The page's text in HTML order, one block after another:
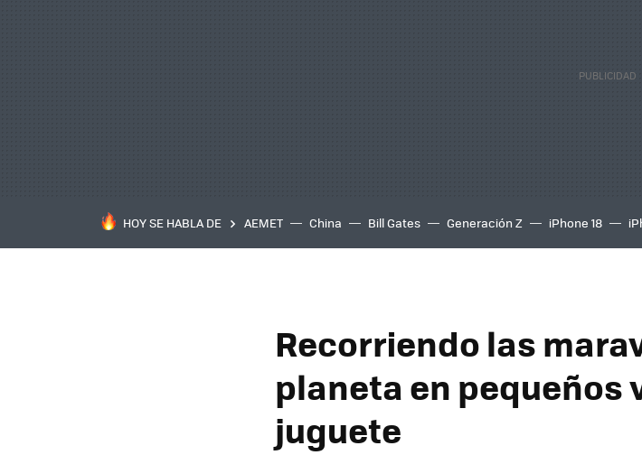
HOY SE HABLA DE AEMET China Bill Gates Generación Z iPhone 18
Recorriendo las
planeta en pequeños
juguete